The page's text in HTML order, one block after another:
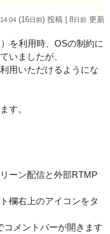
14:04 (16日前) 投稿 | 8日前 更新
を利用時、OSの制約に
いましたが、
用いただけるようにな
す。
ーン配信と外部RTMP
欄右上のアイコンをタ
メントバーが開きます